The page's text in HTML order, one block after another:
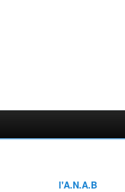
l'A.N.A.B